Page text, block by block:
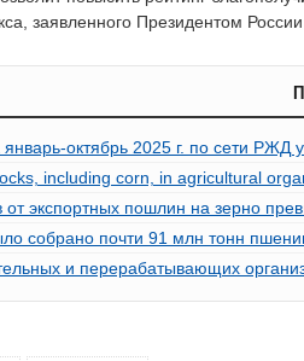
заявленного Президентом
октябрь 2025 г. по сети РЖД
including corn, in agricultural
от экспортных пошлин на зерно
собрано почти 91 млн тонн
и перерабатывающих